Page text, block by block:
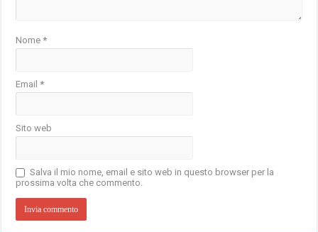
Nome*
Email*
Sito web
Salva il mio nome, email e sito web in questo browser per la
prossima volta che commento.